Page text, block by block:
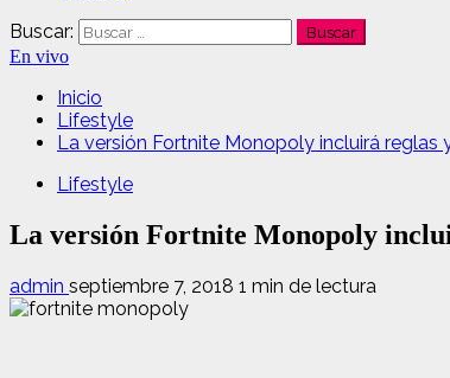
Buscar:
En vivo
Inicio
Lifestyle
La versión Fortnite Monopoly incluirá reglas
Lifestyle
La versión Fortnite Monopoly
admin septiembre 7, 2018 1 min de lectura